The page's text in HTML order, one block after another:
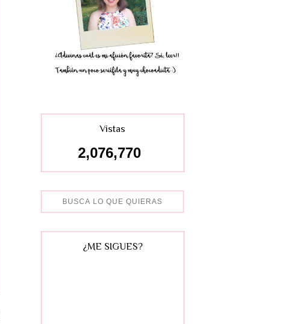
Vistas
2,076,770
¿ME SIGUES?